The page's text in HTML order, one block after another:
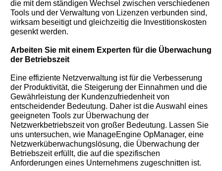
die mit dem ständigen Wechsel zwischen verschiedenen
Tools und der Verwaltung von Lizenzen verbunden sind,
wirksam beseitigt und gleichzeitig die Investitionskosten
gesenkt werden.
Arbeiten Sie mit einem Experten für die Überwachung
der Betriebszeit
Eine effiziente Netzverwaltung ist für die Verbesserung
der Produktivität, die Steigerung der Einnahmen und die
Gewährleistung der Kundenzufriedenheit von
entscheidender Bedeutung. Daher ist die Auswahl eines
geeigneten Tools zur Überwachung der
Netzwerkbetriebszeit von großer Bedeutung. Lassen Sie
uns untersuchen, wie ManageEngine OpManager, eine
Netzwerküberwachungslösung, die Überwachung der
Betriebszeit erfüllt, die auf die spezifischen
Anforderungen eines Unternehmens zugeschnitten ist.
You need to subscribe, before you can post a message
SUBSCRIBE